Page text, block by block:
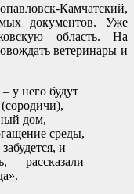
Камчатский,
документов. Уже
область. На
ветеринары и
у него будут
дом,
среды,
и
— рассказали